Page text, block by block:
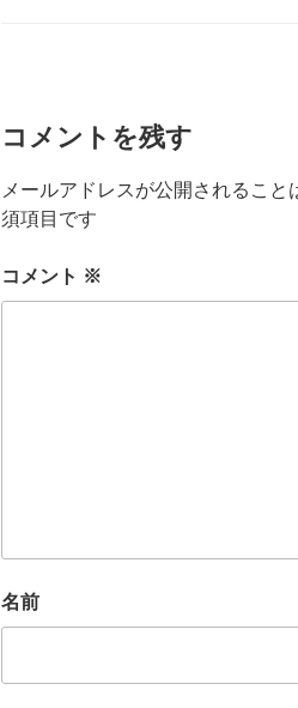
コメントを残す
メールアドレスが公開されること
須項目です
コメント ※
名前